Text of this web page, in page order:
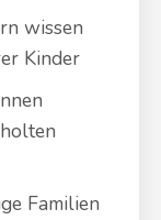
wissen
Kinder
Familien